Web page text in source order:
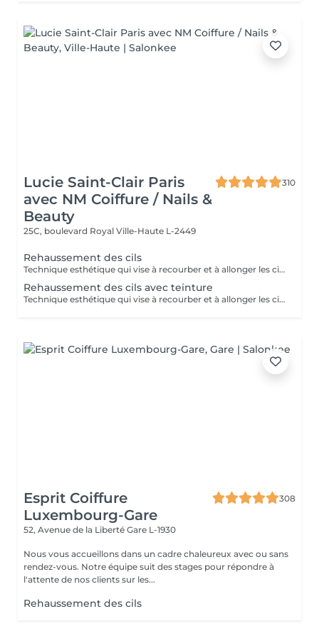
Lucie Saint-Clair Paris
avec NM Coiffure / Nails &
Beauty
310
25C, boulevard Royal Ville-Haute L-2449
Rehaussement des cils
Technique esthétique qui vise à recourber et à allonger les cils naturels.
Rehaussement des cils avec teinture
Technique esthétique qui vise à recourber et à allonger les cils naturels tout en apportant une intensification au regard grâce à la teinture.
Esprit Coiffure
Luxembourg-Gare
308
52, Avenue de la Liberté Gare L-1930
Nous vous accueillons dans un cadre chaleureux avec ou sans
rendez-vous. Notre équipe suit des stages pour répondre à
l'attente de nos clients sur les...
Rehaussement des cils